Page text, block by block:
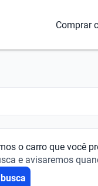
Comprar
o carro que você
e avisaremos